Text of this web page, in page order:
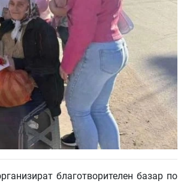
благотворителен базар по